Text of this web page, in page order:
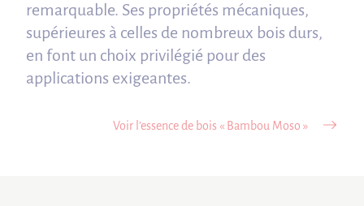
remarquable. Ses propriétés mécaniques,
supérieures à celles de nombreux bois durs,
en font un choix privilégié pour des
applications exigeantes.
Voir l’essence de bois « Bambou Moso »